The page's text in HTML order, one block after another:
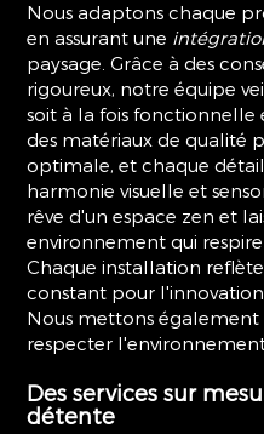
Nous adaptons chaque
en assurant une
paysage. Grâce à des
rigoureux, notre équipe
soit à la fois fonctionnelle
des matériaux de qualité
optimale, et chaque
harmonie visuelle et
rêve d'un espace zen et
environnement qui
Chaque installation
constant pour
Nous mettons
respecter
Des services sur
détente